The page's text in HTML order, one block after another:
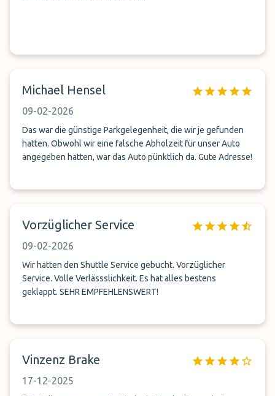
Michael Hensel
09-02-2026
Das war die günstige Parkgelegenheit, die wir je gefunden
hatten. Obwohl wir eine falsche Abholzeit für unser Auto
angegeben hatten, war das Auto pünktlich da. Gute Adresse!
Vorzüglicher Service
09-02-2026
Wir hatten den Shuttle Service gebucht. Vorzüglicher
Service. Volle Verlässslichkeit. Es hat alles bestens
geklappt. SEHR EMPFEHLENSWERT!
Vinzenz Brake
17-12-2025